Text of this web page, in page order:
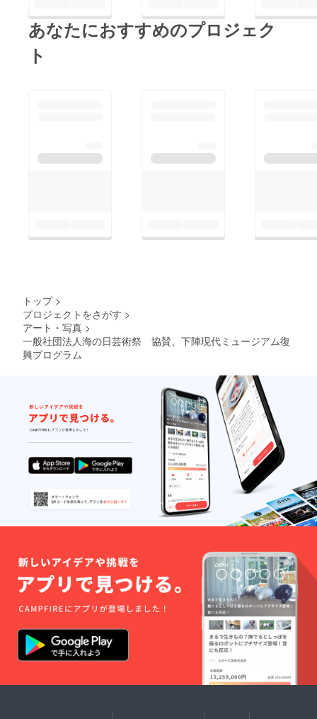
あなたにおすすめのプロジェク
ト
トップ >
プロジェクトをさがす >
アート・写真 >
一般社団法人海の日芸術祭 協賛、下陣現代ミュージアム復
興プログラム